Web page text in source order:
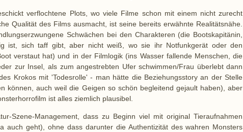
verflochtene Plots, wo viele Filme schon mit einem nicht zurecht
Qualität des Films ausmacht, ist seine bereits erwähnte Realitätsnähe.
Schwächen bei den Charakteren (die Bootskapitänin,
ist, sich taff gibt, aber nicht weiß, wo sie ihr Notfunkgerät oder den
verstaut hat) und in der Filmlogik (ins Wasser fallende Menschen, die
zur Insel, als zum angestrebten Ufer schwimmen/Frau überlebt dann
Krokos mit 'Todesrolle' - man hätte die Beziehungsstory an der Stelle
können, auch weil die Geigen so schön begleitend gejault haben), aber
ist alles ziemlich plausibel.
Szene-Management, dass zu Beginn viel mit original Tieraufnahmen
auch geht), ohne dass darunter die Authentizität des wahren Monsters